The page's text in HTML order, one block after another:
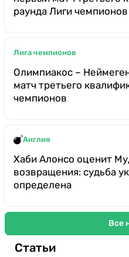
раунда Лиги чемпионов
Лига чемпионов
Олимпиакос –
матч третьего
чемпионов
Англия
Хаби Алонсо оценит
возвращения: судьба
определена
Все
Статьи